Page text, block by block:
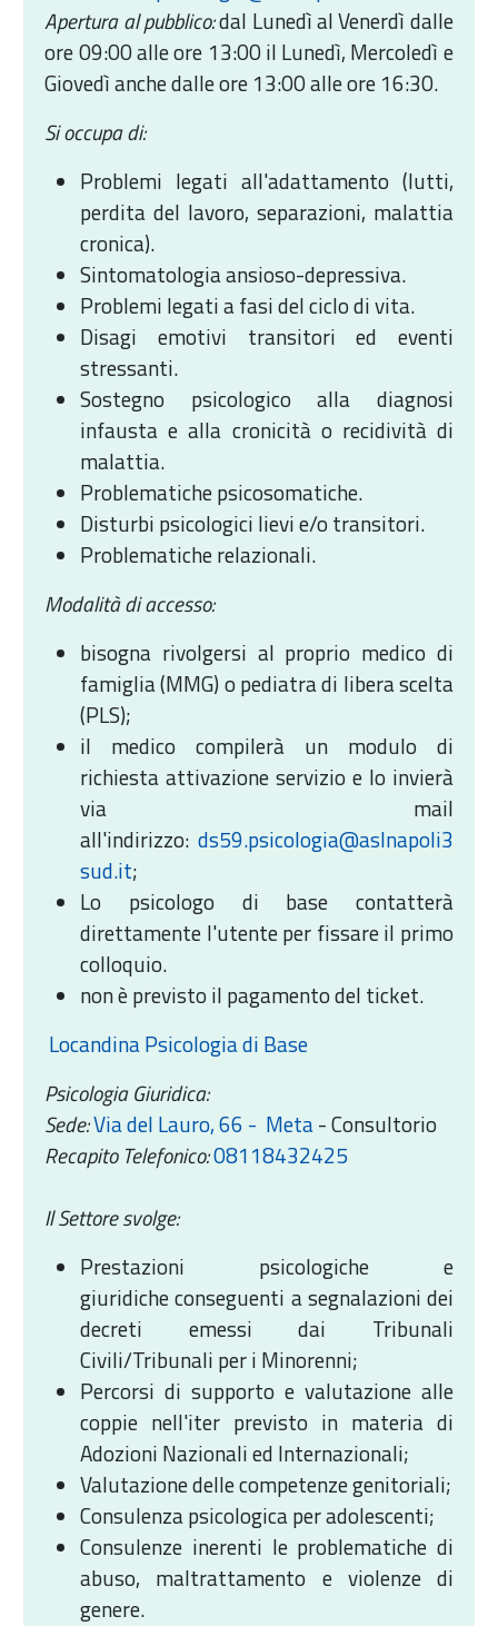
Apertura al pubblico:dal Lunedì al Venerdì dalle
ore 09:00 alle ore 13:00 il Lunedì, Mercoledì e
Giovedì anche dalle ore 13:00 alle ore 16:30.
Si occupa di:
Problemi legati all'adattamento (lutti,
perdita del lavoro, separazioni, malattia
cronica).
Sintomatologia ansioso-depressiva.
Problemi legati a fasi del ciclo di vita.
Disagi emotivi transitori ed eventi
stressanti.
Sostegno psicologico alla diagnosi
infausta e alla cronicità o recidività di
malattia.
Problematiche psicosomatiche.
Disturbi psicologici lievi e/o transitori.
Problematiche relazionali.
Modalità di accesso:
bisogna rivolgersi al proprio medico di
famiglia (MMG) o pediatra di libera scelta
(PLS);
il medico compilerà un modulo di
richiesta attivazione servizio e lo invierà
via mail
all'indirizzo: ds59.psicologia@aslnapoli3
sud.it;
Lo psicologo di base contatterà
direttamente l'utente per fissare il primo
colloquio.
non è previsto il pagamento del ticket.
Locandina Psicologia di Base
Psicologia Giuridica:
Sede:Via del Lauro, 66 - Meta-Consultorio
Recapito Telefonico:08118432425
Il Settore svolge:
Prestazioni psicologiche e
giuridiche conseguenti a segnalazioni dei
decreti emessi dai Tribunali
Civili/Tribunali per i Minorenni;
Percorsi di supporto e valutazione alle
coppie nell'iter previsto in materia di
Adozioni Nazionali ed Internazionali;
Valutazione delle competenze genitoriali;
Consulenza psicologica per adolescenti;
Consulenze inerenti le problematiche di
abuso, maltrattamento e violenze di
genere.